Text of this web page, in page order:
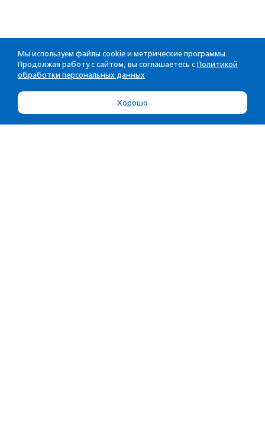
Мы используем файлы cookie и метрические программы.
Продолжая работу с сайтом, вы соглашаетесь с Политикой
обработки персональных данных
Хорошо